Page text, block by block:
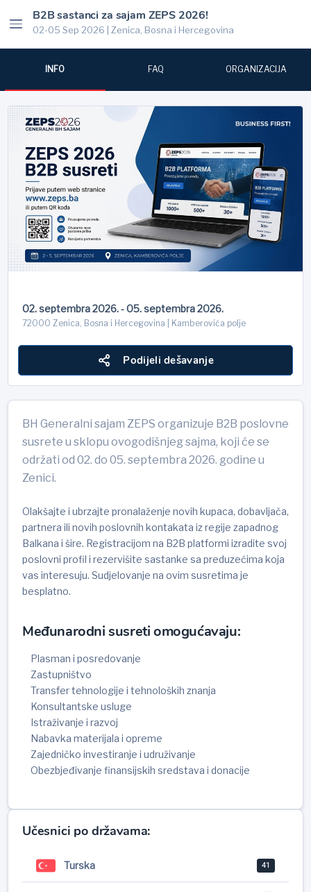
B2B sastanci za sajam ZEPS 2026!
02-05 Sep 2026 | Zenica, Bosna i Hercegovina
INFO FAQ ORGANIZACIJA
02. septembra 2026. - 05. septembra 2026.
72000 Zenica, Bosna i Hercegovina | Kamberovića polje
Podijeli dešavanje
BH Generalni sajam ZEPS organizuje B2B poslovne
susrete u sklopu ovogodišnjeg sajma, koji će se
održati od 02. do 05. septembra 2026. godine u
Zenici.
Olakšajte i ubrzajte pronalaženje novih kupaca, dobavljača,
partnera ili novih poslovnih kontakata iz regije zapadnog
Balkana i šire. Registracijom na B2B platformi izradite svoj
poslovni profil i rezervišite sastanke sa preduzećima koja
vas interesuju. Sudjelovanje na ovim susretima je
besplatno.
Međunarodni susreti omogućavaju:
Plasman i posredovanje
Zastupništvo
Transfer tehnologije i tehnoloških znanja
Konsultantske usluge
Istraživanje i razvoj
Nabavka materijala i opreme
Zajedničko investiranje i udruživanje
Obezbjeđivanje finansijskih sredstava i donacije
Učesnici po državama:
Turska 41